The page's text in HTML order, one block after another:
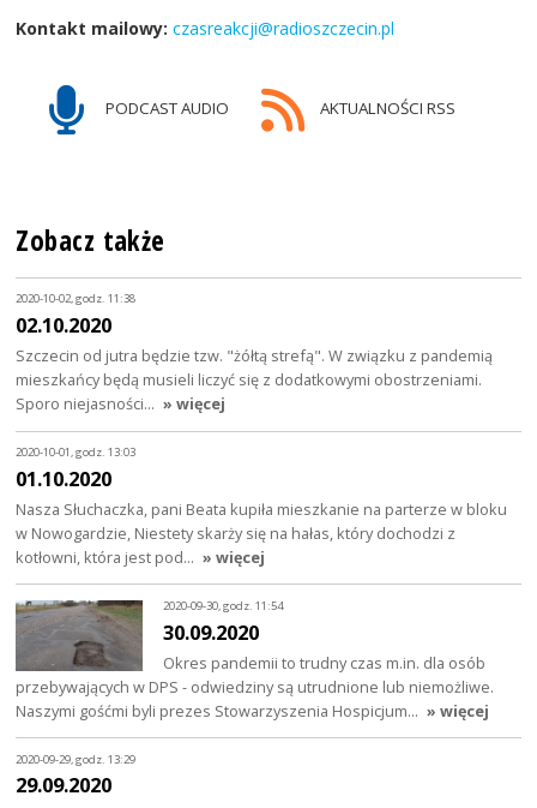
Kontakt mailowy: czasreakcji@radioszczecin.pl
PODCAST AUDIO AKTUALNOŚCI RSS
Zobacz także
2020-10-02, godz. 11:38
02.10.2020
Szczecin od jutra będzie tzw. "żółtą strefą". W związku z pandemią
mieszkańcy będą musieli liczyć się z dodatkowymi obostrzeniami.
Sporo niejasności… » więcej
2020-10-01, godz. 13:03
01.10.2020
Nasza Słuchaczka, pani Beata kupiła mieszkanie na parterze w bloku
w Nowogardzie, Niestety skarży się na hałas, który dochodzi z
kotłowni, która jest pod… » więcej
2020-09-30, godz. 11:54
30.09.2020
Okres pandemii to trudny czas m.in. dla osób
przebywających w DPS - odwiedziny są utrudnione lub niemożliwe.
Naszymi gośćmi byli prezes Stowarzyszenia Hospicjum… » więcej
2020-09-29, godz. 13:29
29.09.2020